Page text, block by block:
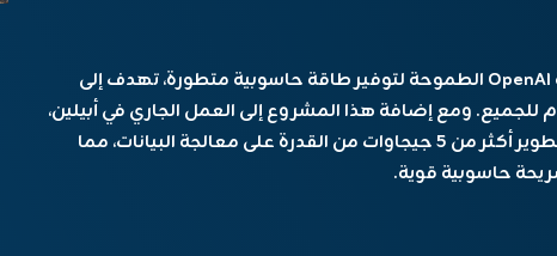
تأتي هذه المبادرة كجزء من خطة OpenAI الطموحة لتوفير طاقة حاسوبية متطورة، تهدف إلى
للجميع. ومع إضافة هذا المشروع إلى العمل الجاري في أبيلين،
تكساس، فإن OpenAI تتجه نحو تطوير أكثر من 5 جيجاوات من القدرة على معالجة البيانات، مما
حاسوبية قوية.